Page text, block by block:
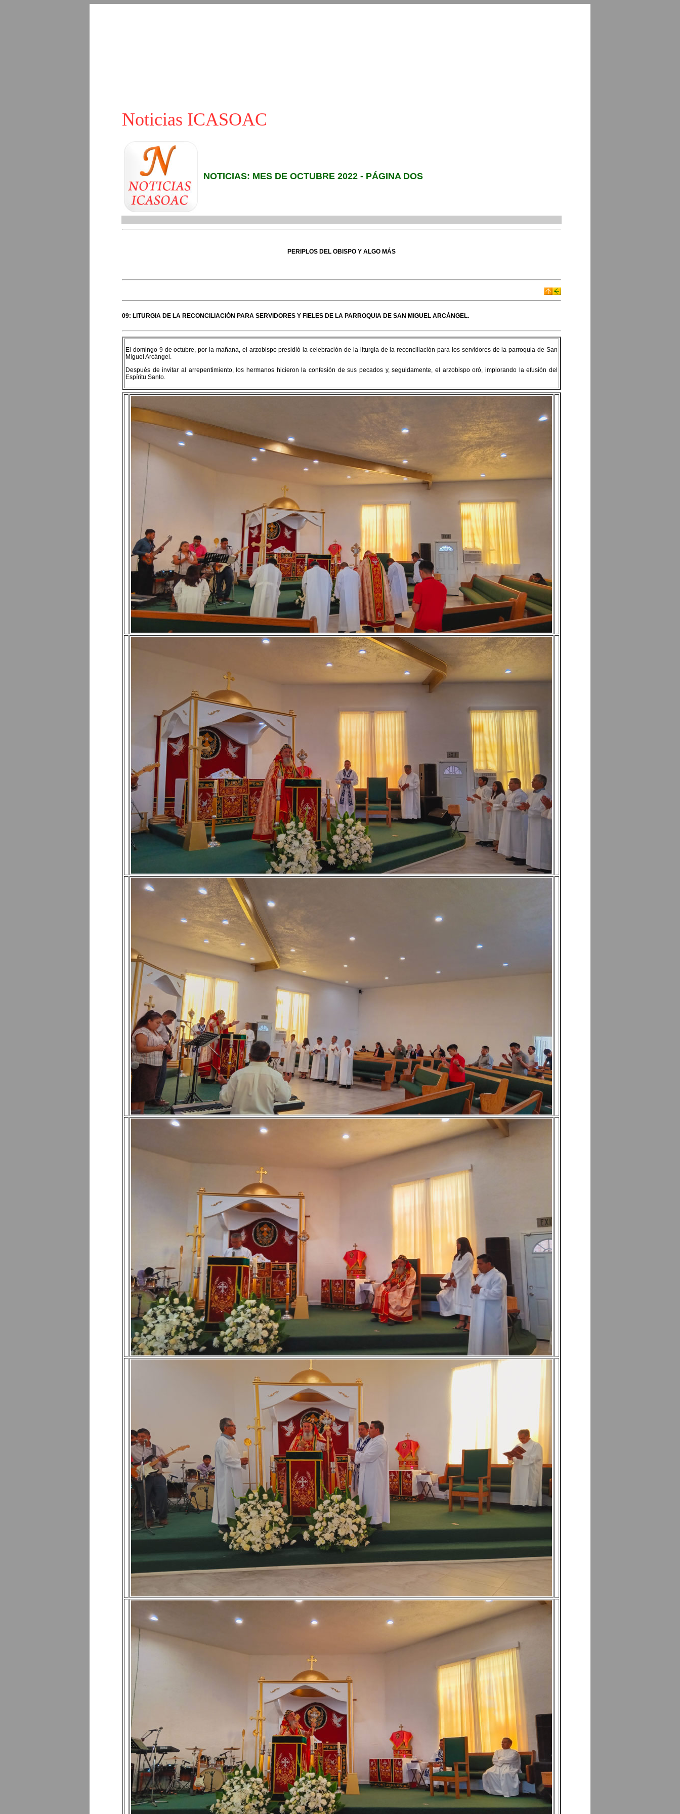
Noticias ICASOAC
NOTICIAS: MES DE OCTUBRE 2022 - PÁGINA DOS
PERIPLOS DEL OBISPO Y ALGO MÁS
09: LITURGIA DE LA RECONCILIACIÓN PARA SERVIDORES Y FIELES DE LA PARROQUIA DE SAN MIGUEL ARCÁNGEL.
El domingo 9 de octubre, por la mañana, el arzobispo presidió la celebración de la liturgia de la reconciliación para los servidores de la parroquia de San
Miguel Arcángel.
Después de invitar al arrepentimiento, los hermanos hicieron la confesión de sus pecados y, seguidamente, el arzobispo oró, implorando la efusión del
Espíritu Santo.